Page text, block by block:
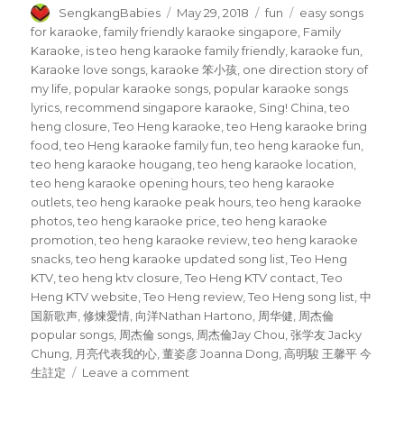
Author
SengkangBabies
Posted
on
May 29, 2018 Categories
fun Tags
easy songs
for karaoke,family friendly karaoke singapore, Family
Karaoke, is teo heng karaoke family friendly, karaoke fun,
Karaoke love songs, karaoke 笨小孩, one direction story of
my life, popular karaoke songs, popular karaoke songs
lyrics, recommend singapore karaoke, Sing! China,teo
heng closure,Teo Heng karaoke,teo Heng karaoke bring
food,teo Heng karaoke family fun,teo heng karaoke fun,
teo heng karaoke hougang,teo heng karaoke location,
teo heng karaoke opening hours,teo heng karaoke
outlets,teo heng karaoke peak hours,teo heng karaoke
photos,teo heng karaoke price,teo heng karaoke
promotion,teo heng karaoke review,teo heng karaoke
snacks,teo heng karaoke updated song list,Teo Heng
KTV,teo heng ktv closure,Teo Heng KTV contact,Teo
Heng KTV website,Teo Heng review,Teo Heng song list,中
国新歌声,修煉愛情, 向洋Nathan Hartono, 周华健, 周杰倫
popular songs, 周杰倫 songs, 周杰倫Jay Chou,张学友 Jacky
Chung, 月亮代表我的心,董姿彦 Joanna Dong,高明駿 王馨平 今
生註定
Leave a comment